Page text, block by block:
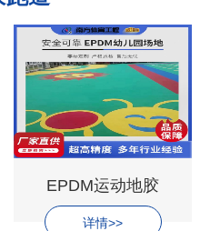
EPDM运动地胶
详情>>